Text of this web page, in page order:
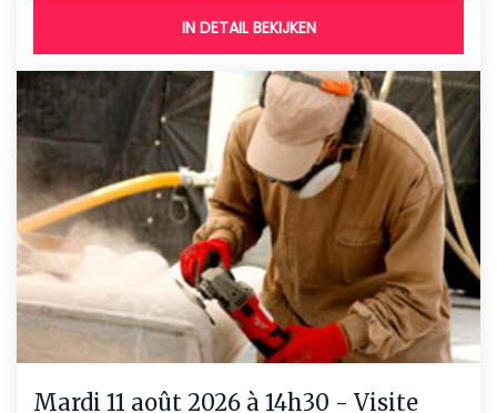
IN DETAIL BEKIJKEN
Mardi 11 août 2026 à 14h30 - Visite